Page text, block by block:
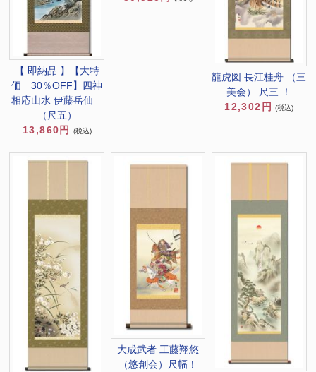
【 即納品 】【大特
価 30％OFF】四神
相応山水 伊藤岳仙
（尺五）
13,860円
(税込)
龍虎図 長江桂舟 （三
美会） 尺三 ！
12,302円
(税込)
大成武者 工藤翔悠
（悠創会）尺幅！